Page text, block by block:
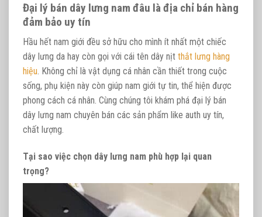
Đại lý bán dây lưng nam đâu là địa chỉ bán hàng
đảm bảo uy tín
Hầu hết nam giới đều sở hữu cho mình ít nhất một chiếc
dây lưng da hay còn gọi với cái tên dây nịt thắt lưng hàng
hiệu. Không chỉ là vật dụng cá nhân cần thiết trong cuộc
sống, phụ kiện này còn giúp nam giới tự tin, thể hiện được
phong cách cá nhân. Cùng chúng tôi khám phá đại lý bán
dây lưng nam chuyên bán các sản phẩm like auth uy tín,
chất lượng.
Tại sao việc chọn dây lưng nam phù hợp lại quan
trọng?